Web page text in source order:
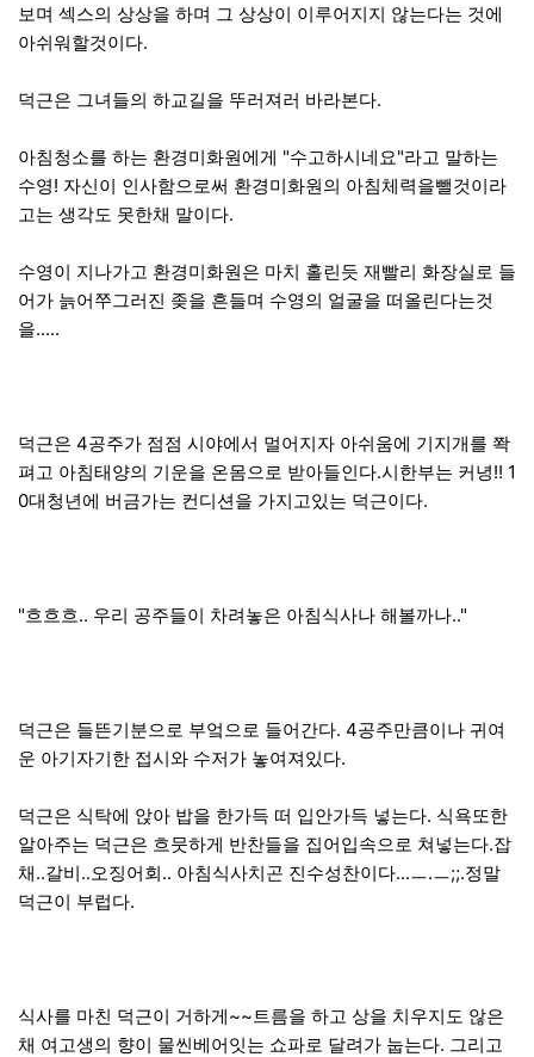
보며 섹스의 상상을 하며 그 상상이 이루어지지 않는다는 것에
아쉬워할것이다.
덕근은 그녀들의 하교길을 뚜러져러 바라본다.
아침청소를 하는 환경미화원에게 "수고하시네요"라고 말하는
수영! 자신이 인사함으로써 환경미화원의 아침체력을뺄것이라
고는 생각도 못한채 말이다.
수영이 지나가고 환경미화원은 마치 홀린듯 재빨리 화장실로 들
어가 늙어쭈그러진 좆을 흔들며 수영의 얼굴을 떠올린다는것
을.....
덕근은 4공주가 점점 시야에서 멀어지자 아쉬움에 기지개를 쫙
펴고 아침태양의 기운을 온몸으로 받아들인다.시한부는 커녕!! 1
0대청년에 버금가는 컨디션을 가지고있는 덕근이다.
"흐흐흐.. 우리 공주들이 차려놓은 아침식사나 해볼까나.."
덕근은 들뜬기분으로 부엌으로 들어간다. 4공주만큼이나 귀여
운 아기자기한 접시와 수저가 놓여져있다.
덕근은 식탁에 앉아 밥을 한가득 떠 입안가득 넣는다. 식욕또한
알아주는 덕근은 흐뭇하게 반찬들을 집어입속으로 쳐넣는다.잡
채..갈비..오징어회.. 아침식사치곤 진수성찬이다...ㅡ.ㅡ;;.정말
덕근이 부럽다.
식사를 마친 덕근이 거하게~~트름을 하고 상을 치우지도 않은
채 여고생의 향이 물씬베어잇는 쇼파로 달려가 눕는다. 그리고